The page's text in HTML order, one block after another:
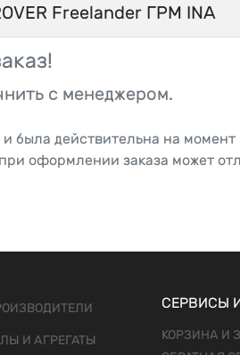
Freelander ГРМ INA
с менеджером.
была действительна на
оформлении заказа может
И АГРЕГАТЫ
СЕРВИСЫ
КОРЗИНА И